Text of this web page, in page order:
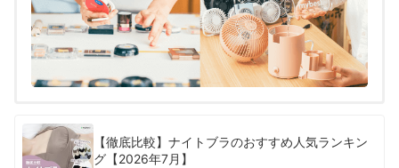
【徹底比較】ナイトブラのおすすめ人気ランキン
グ【2026年7月】